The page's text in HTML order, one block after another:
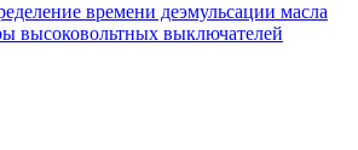
времени деэмульсации масла
высоковольтных выключателей